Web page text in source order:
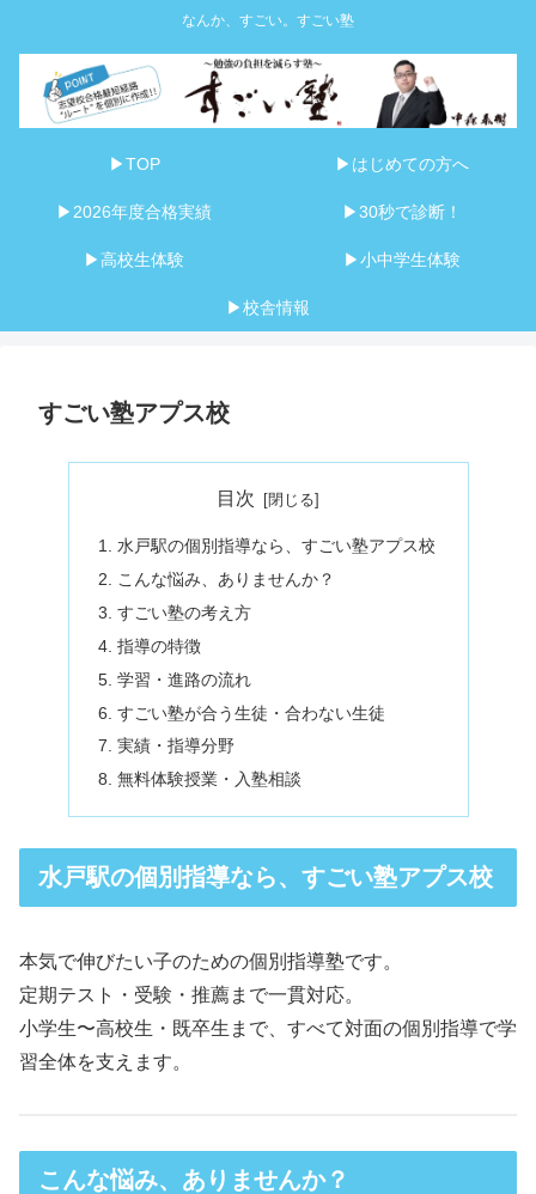
なんか、すごい。すごい塾
▶TOP ▶はじめての方へ
▶2026年度合格実績 ▶30秒で診断！
▶高校生体験 ▶小中学生体験
▶校舎情報
すごい塾アプス校
目次
水戸駅の個別指導なら、すごい塾アプス校
こんな悩み、ありませんか？
すごい塾の考え方
指導の特徴
学習・進路の流れ
すごい塾が合う生徒・合わない生徒
実績・指導分野
無料体験授業・入塾相談
水戸駅の個別指導なら、すごい塾アプス校
本気で伸びたい子のための個別指導塾です。
定期テスト・受験・推薦まで一貫対応。
小学生〜高校生・既卒生まで、すべて対面の個別指導で学
習全体を支えます。
こんな悩み、ありませんか？